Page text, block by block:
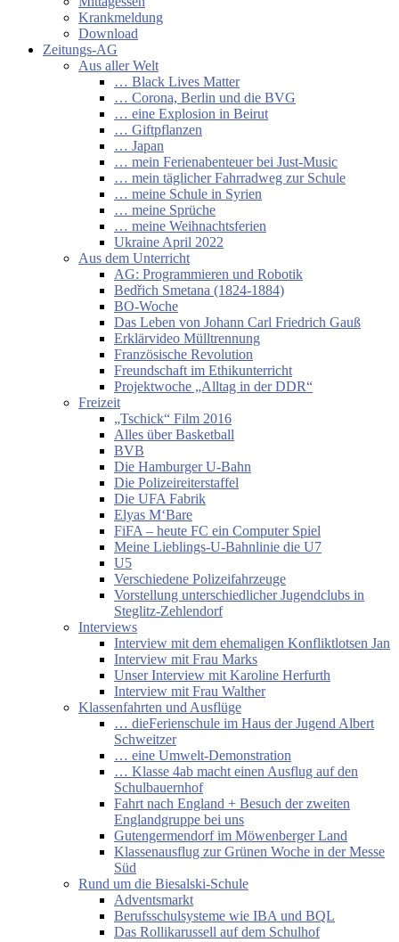
Krankmeldung
Download
Zeitungs-AG
Aus aller Welt
… Black Lives Matter
… Corona, Berlin und die BVG
… eine Explosion in Beirut
… Giftpflanzen
… Japan
… mein Ferienabenteuer bei Just-Music
… mein täglicher Fahrradweg zur Schule
… meine Schule in Syrien
… meine Sprüche
… meine Weihnachtsferien
Ukraine April 2022
Aus dem Unterricht
AG: Programmieren und Robotik
Bedřich Smetana (1824-1884)
BO-Woche
Das Leben von Johann Carl Friedrich Gauß
Erklärvideo Mülltrennung
Französische Revolution
Freundschaft im Ethikunterricht
Projektwoche „Alltag in der DDR“
Freizeit
„Tschick“ Film 2016
Alles über Basketball
BVB
Die Hamburger U-Bahn
Die Polizeireiterstaffel
Die UFA Fabrik
Elyas M‘Bare
FiFA – heute FC ein Computer Spiel
Meine Lieblings-U-Bahnlinie die U7
U5
Verschiedene Polizeifahrzeuge
Vorstellung unterschiedlicher Jugendclubs in
Steglitz-Zehlendorf
Interviews
Interview mit dem ehemaligen Konfliktlotsen Jan
Interview mit Frau Marks
Unser Interview mit Karoline Herfurth
Interview mit Frau Walther
Klassenfahrten und Ausflüge
… dieFerienschule im Haus der Jugend Albert
Schweitzer
… eine Umwelt-Demonstration
… Klasse 4ab macht einen Ausflug auf den
Schulbauernhof
Fahrt nach England + Besuch der zweiten
Englandgruppe bei uns
Gutengermendorf im Möwenberger Land
Klassenausflug zur Grünen Woche in der Messe
Süd
Rund um die Biesalski-Schule
Adventsmarkt
Berufsschulsysteme wie IBA und BQL
Das Rollikarussell auf dem Schulhof